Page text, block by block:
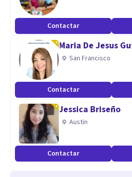
Contactar
Maria De Jesus
San Francisco
Contactar
Jessica Briseño
Austin
Contactar